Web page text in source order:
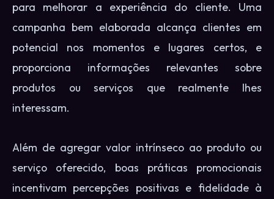
para melhorar a experiência do cliente. Uma
campanha bem elaborada alcança clientes em
potencial nos momentos e lugares certos, e
proporciona informações relevantes sobre
produtos ou serviços que realmente lhes
interessam.
Além de agregar valor intrínseco ao produto ou
serviço oferecido, boas práticas promocionais
incentivam percepções positivas e fidelidade à